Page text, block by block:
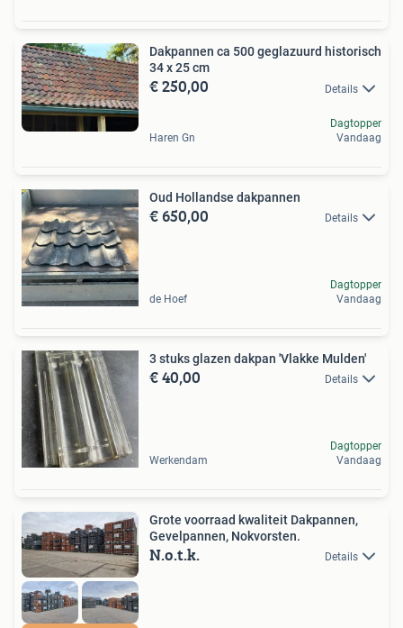
Dakpannen ca 500 geglazuurd historisch
34 x 25 cm
€ 250,00 Details
Haren Gn
Dagtopper
Vandaag
Oud Hollandse dakpannen
€ 650,00 Details
de Hoef
Dagtopper
Vandaag
3 stuks glazen dakpan 'Vlakke Mulden'
€ 40,00 Details
Werkendam
Dagtopper
Vandaag
Grote voorraad kwaliteit Dakpannen,
Gevelpannen, Nokvorsten.
N.o.t.k. Details